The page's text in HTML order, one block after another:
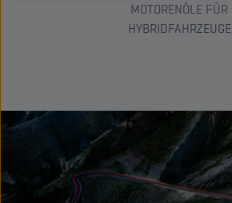
MOTORENÖLE FÜR
HYBRIDFAHRZEUGE